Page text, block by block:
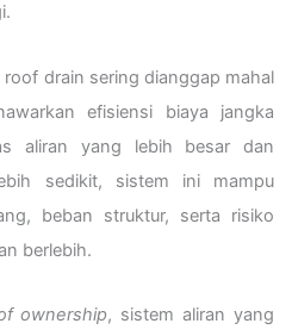
drain sering dianggap mahal
efisiensi biaya jangka
aliran yang lebih besar dan
sedikit, sistem ini mampu
beban struktur, serta risiko
berlebih.
ownership, sistem aliran yang